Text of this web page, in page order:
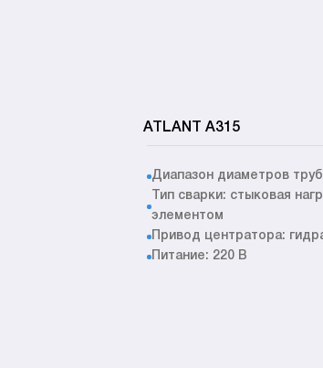
ATLANT A315
Диапазон диаметров
Тип сварки: стыковая
элементом
Привод центратора:
Питание: 220 В